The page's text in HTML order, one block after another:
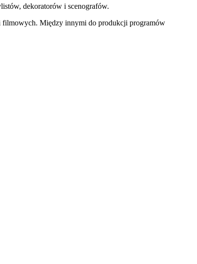
dekoratorów i scenografów.
filmowych. Między innymi do produkcji programów